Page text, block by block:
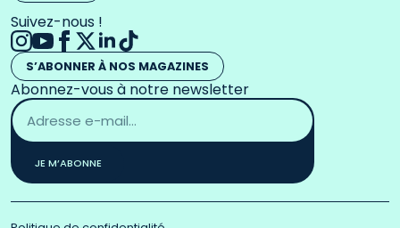
Suivez-nous !
S’ABONNER À NOS MAGAZINES
Abonnez-vous à notre newsletter
Adresse
email
*
JE M’ABONNE